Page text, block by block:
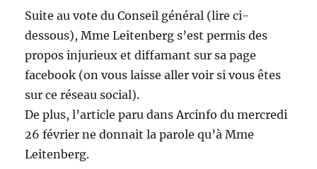
Suite au vote du Conseil général (lire ci-
dessous), Mme Leitenberg s’est permis des
propos injurieux et diffamant sur sa page
facebook (on vous laisse aller voir si vous êtes
sur ce réseau social).
De plus, l’article paru dans Arcinfo du mercredi
26 février ne donnait la parole qu’à Mme
Leitenberg.